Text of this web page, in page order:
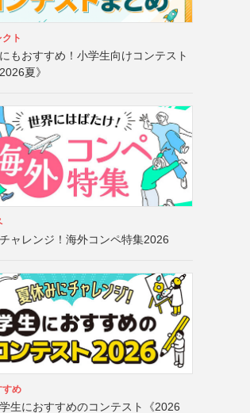
ト
もおすすめ！小学生向けコンテスト
夏》
ャレンジ！海外コンペ特集2026
すめ
生におすすめのコンテスト《2026